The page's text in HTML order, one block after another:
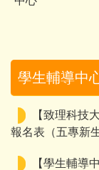
學生輔導中
【致理科技
報名表（五專新
【學生輔導